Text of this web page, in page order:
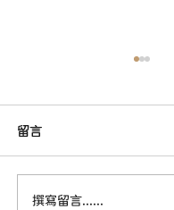
📣【文藻華語中心
留言
撰寫留言......